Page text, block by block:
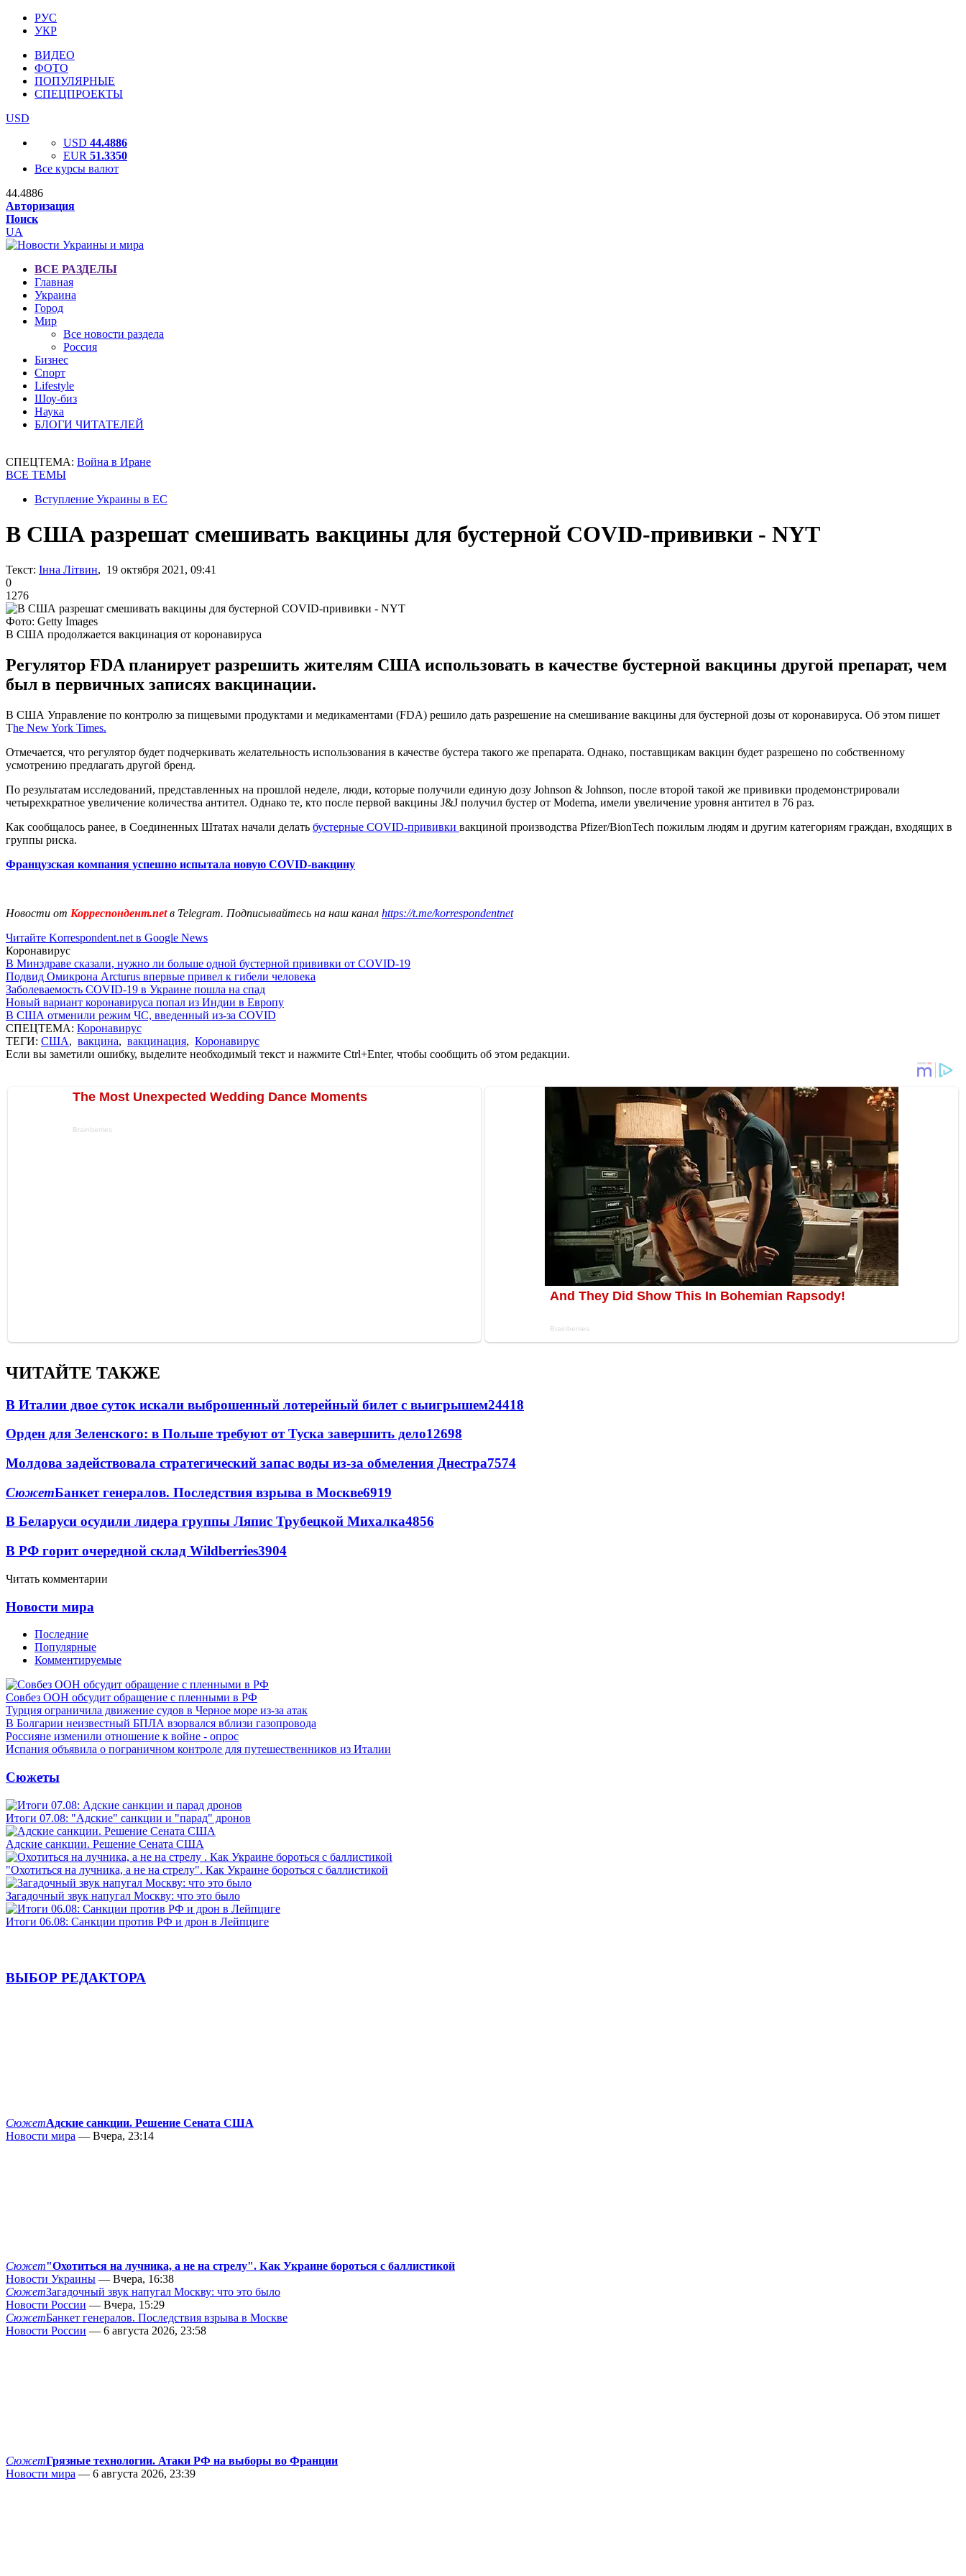
РУС
УКР
ВИДЕО
ФОТО
ПОПУЛЯРНЫЕ
СПЕЦПРОЕКТЫ
USD
USD 44.4886
EUR 51.3350
Все курсы валют
44.4886
Авторизация
Поиск
UA
ВСЕ РАЗДЕЛЫ
Главная
Украина
Город
Мир
Все новости раздела
Россия
Бизнес
Спорт
Lifestyle
Шоу-биз
Наука
БЛОГИ ЧИТАТЕЛЕЙ
СПЕЦТЕМА: Война в Иране
ВСЕ ТЕМЫ
Вступление Украины в ЕС
В США разрешат смешивать вакцины для бустерной COVID-прививки - NYT
Текст: Інна Літвин, 19 октября 2021, 09:41
0
1276
Фото: Getty Images
В США продолжается вакцинация от коронавируса
Регулятор FDA планирует разрешить жителям США использовать в качестве бустерной вакцины другой препарат, чем
был в первичных записях вакцинации.
В США Управление по контролю за пищевыми продуктами и медикаментами (FDA) решило дать разрешение на смешивание вакцины для бустерной дозы от коронавируса. Об этом пишет
The New York Times.
Отмечается, что регулятор будет подчеркивать желательность использования в качестве бустера такого же препарата. Однако, поставщикам вакцин будет разрешено по собственному
усмотрению предлагать другой бренд.
По результатам исследований, представленных на прошлой неделе, люди, которые получили единую дозу Johnson & Johnson, после второй такой же прививки продемонстрировали
четырехкратное увеличение количества антител. Однако те, кто после первой вакцины J&J получил бустер от Moderna, имели увеличение уровня антител в 76 раз.
Как сообщалось ранее, в Соединенных Штатах начали делать бустерные COVID-прививки вакциной производства Pfizer/BionTech пожилым людям и другим категориям граждан, входящих в
группы риска.
Французская компания успешно испытала новую COVID-вакцину
Новости от Корреспондент.netв Telegram. Подписывайтесь на наш канал https://t.me/korrespondentnet
Читайте Korrespondent.net в Google News
Коронавирус
В Минздраве сказали, нужно ли больше одной бустерной прививки от COVID-19
Подвид Омикрона Arcturus впервые привел к гибели человека
Заболеваемость COVID-19 в Украине пошла на спад
Новый вариант коронавируса попал из Индии в Европу
В США отменили режим ЧС, введенный из-за COVID
СПЕЦТЕМА: Коронавирус
ТЕГИ: США, вакцина, вакцинация, Коронавирус
Если вы заметили ошибку, выделите необходимый текст и нажмите Ctrl+Enter, чтобы сообщить об этом редакции.
ЧИТАЙТЕ ТАКЖЕ
В Италии двое суток искали выброшенный лотерейный билет с выигрышем24418
Орден для Зеленского: в Польше требуют от Туска завершить дело12698
Молдова задействовала стратегический запас воды из-за обмеления Днестра7574
СюжетБанкет генералов. Последствия взрыва в Москве6919
В Беларуси осудили лидера группы Ляпис Трубецкой Михалка4856
В РФ горит очередной склад Wildberries3904
Читать комментарии
Новости мира
Последние
Популярные
Комментируемые
Совбез ООН обсудит обращение с пленными в РФ
Турция ограничила движение судов в Черное море из-за атак
В Болгарии неизвестный БПЛА взорвался вблизи газопровода
Россияне изменили отношение к войне - опрос
Испания объявила о пограничном контроле для путешественников из Италии
Сюжеты
Итоги 07.08: "Адские" санкции и "парад" дронов
Адские санкции. Решение Сената США
"Охотиться на лучника, а не на стрелу". Как Украине бороться с баллистикой
Загадочный звук напугал Москву: что это было
Итоги 06.08: Санкции против РФ и дрон в Лейпциге
ВЫБОР РЕДАКТОРА
СюжетАдские санкции. Решение Сената США
Новости мира — Вчера, 23:14
Сюжет"Охотиться на лучника, а не на стрелу". Как Украине бороться с баллистикой
Новости Украины — Вчера, 16:38
СюжетЗагадочный звук напугал Москву: что это было
Новости России — Вчера, 15:29
СюжетБанкет генералов. Последствия взрыва в Москве
Новости России — 6 августа 2026, 23:58
СюжетГрязные технологии. Атаки РФ на выборы во Франции
Новости мира — 6 августа 2026, 23:39